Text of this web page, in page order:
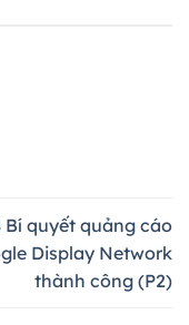
Bí quyết quảng cáo
Display Network
thành công (P2)